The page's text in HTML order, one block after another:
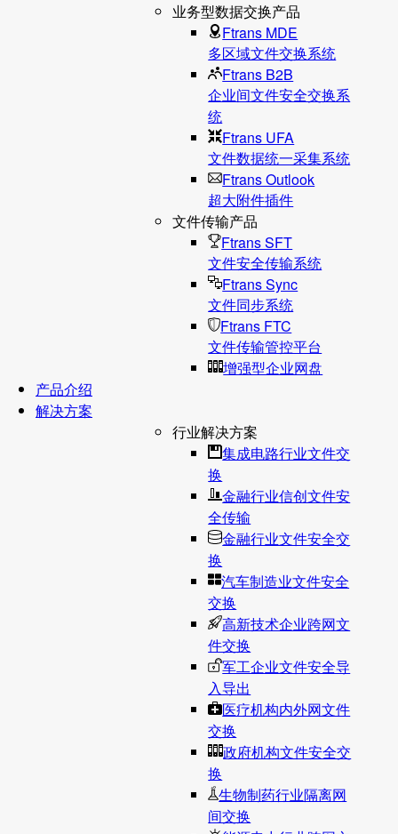
业务型数据交换产品
Ftrans MDE
多区域文件交换系统
Ftrans B2B
企业间文件安全交换系
统
Ftrans UFA
文件数据统⼀采集系统
Ftrans Outlook
超大附件插件
文件传输产品
Ftrans SFT
文件安全传输系统
Ftrans Sync
文件同步系统
Ftrans FTC
文件传输管控平台
增强型企业网盘
产品介绍
解决方案
行业解决方案
集成电路行业文件交
换
金融行业信创文件安
全传输
金融行业文件安全交
换
汽车制造业文件安全
交换
高新技术企业跨网文
件交换
军工企业文件安全导
入导出
医疗机构内外网文件
交换
政府机构文件安全交
换
生物制药行业隔离网
间交换